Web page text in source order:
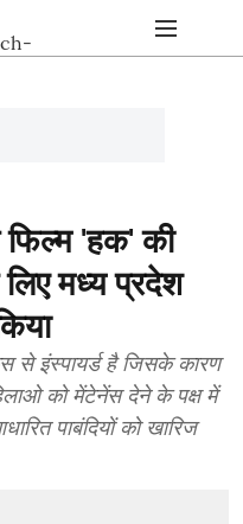
फिल्म 'हक' की
मध्य प्रदेश
से इंस्पायर्ड है जिसके कारण
को मेंटेनेंस देने के पक्ष में
पाबंदियों को खारिज